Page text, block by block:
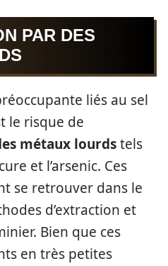
PAR DES
liés au sel
le risque de
métaux lourdstels
et l’arsenic. Ces
se retrouver dans le
d’extraction et
Bien que ces
en très petites